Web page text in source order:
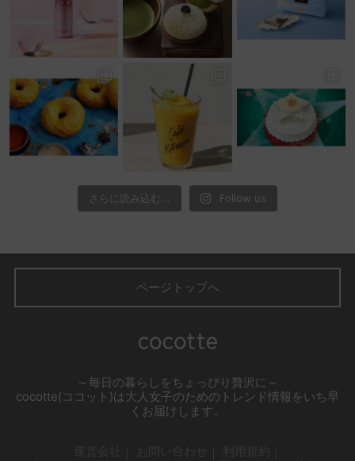
さらに読み込む... Follow us
ページトップへ
～毎日の暮らしをちょっぴり贅沢に～
cocotte(ココット)は大人女子のためのトレンド情報をいち早
くお届けします。